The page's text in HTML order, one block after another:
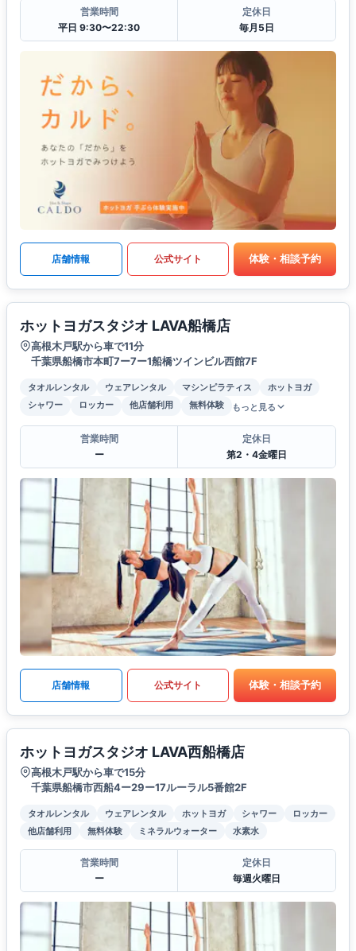
営業時間
平日 9:30〜22:30
定休日
毎月5日
店舗情報 公式サイト 体験・相談予約
ホットヨガスタジオ LAVA船橋店
高根木戸駅から車で11分
千葉県船橋市本町7ー7ー1船橋ツインビル西館7F
タオルレンタル ウェアレンタル マシンピラティス
ホットヨガ
シャワー
ロッカー 他店舗利用 無料体験 もっと見る
営業時間
ー
定休日
第2・4金曜日
店舗情報 公式サイト 体験・相談予約
ホットヨガスタジオ LAVA西船橋店
高根木戸駅から車で15分
千葉県船橋市西船4ー29ー17ルーラル5番館2F
タオルレンタル ウェアレンタル ホットヨガ シャワー
ロッカー
他店舗利用
無料体験 ミネラルウォーター 水素水
営業時間
ー
定休日
毎週火曜日